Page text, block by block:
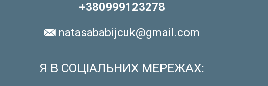
+380999123278
natasababijcuk@gmail.com
Я В СОЦІАЛЬНИХ МЕРЕЖАХ: